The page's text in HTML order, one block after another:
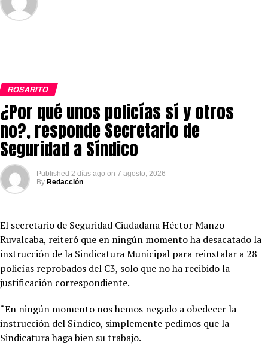
ROSARITO
¿Por qué unos policías sí y otros
no?, responde Secretario de
Seguridad a Síndico
Published 2 días ago on 7 agosto, 2026
By Redacción
El secretario de Seguridad Ciudadana Héctor Manzo
Ruvalcaba, reiteró que en ningún momento ha desacatado la
instrucción de la Sindicatura Municipal para reinstalar a 28
policías reprobados del C3, solo que no ha recibido la
justificación correspondiente.
“En ningún momento nos hemos negado a obedecer la
instrucción del Síndico, simplemente pedimos que la
Sindicatura haga bien su trabajo.